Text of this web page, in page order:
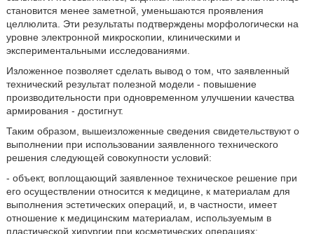
становится менее заметной, уменьшаются проявления
целлюлита. Эти результаты подтверждены морфологически на
уровне электронной микроскопии, клиническими и
экспериментальными исследованиями.
Изложенное позволяет сделать вывод о том, что заявленный
технический результат полезной модели - повышение
производительности при одновременном улучшении качества
армирования - достигнут.
Таким образом, вышеизложенные сведения свидетельствуют о
выполнении при использовании заявленного технического
решения следующей совокупности условий:
- объект, воплощающий заявленное техническое решение при
его осуществлении относится к медицине, к материалам для
выполнения эстетических операций, и, в частности, имеет
отношение к медицинским материалам, используемым в
пластической хирургии при косметических операциях;